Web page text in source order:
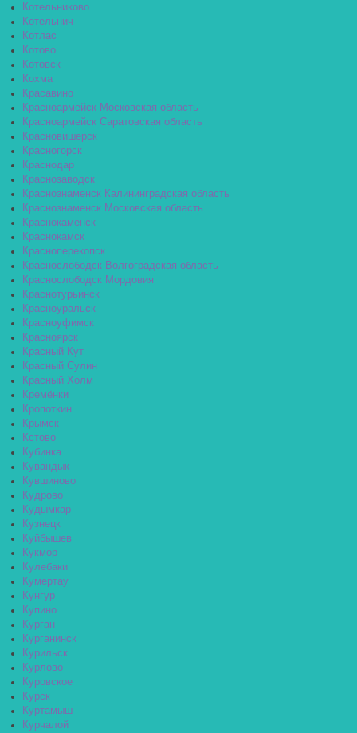
Котельниково
Котельнич
Котлас
Котово
Котовск
Кохма
Красавино
Красноармейск Московская область
Красноармейск Саратовская область
Красновишерск
Красногорск
Краснодар
Краснозаводск
Краснознаменск Калининградская область
Краснознаменск Московская область
Краснокаменск
Краснокамск
Красноперекопск
Краснослободск Волгоградская область
Краснослободск Мордовия
Краснотурьинск
Красноуральск
Красноуфимск
Красноярск
Красный Кут
Красный Сулин
Красный Холм
Кремёнки
Кропоткин
Крымск
Кстово
Кубинка
Кувандык
Кувшиново
Кудрово
Кудымкар
Кузнецк
Куйбышев
Кукмор
Кулебаки
Кумертау
Кунгур
Купино
Курган
Курганинск
Курильск
Курлово
Куровское
Курск
Куртамыш
Курчалой